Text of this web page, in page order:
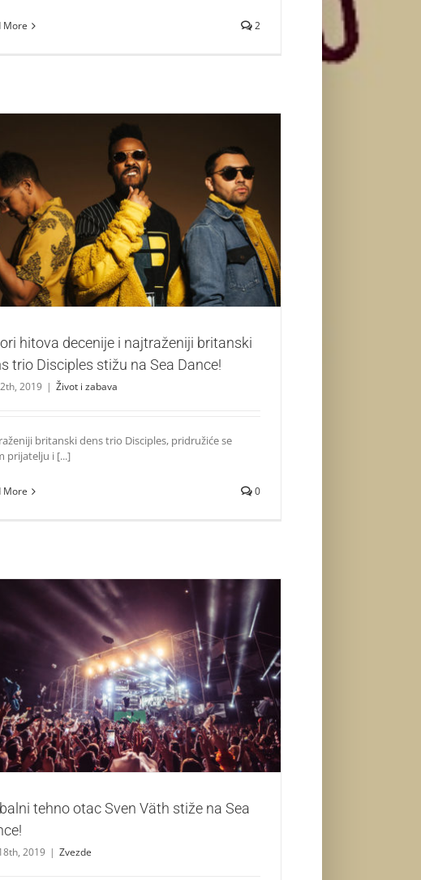
More 2
Autori hitova decenije i najtraženiji britanski dens trio
Disciples stižu na Sea Dance!
Život i zabava
hitova decenije i najtraženiji britanski
trio Disciples stižu na Sea Dance!
2019 | Život i zabava
britanski dens trio Disciples, pridružiće se
prijatelju i [...]
More 0
Globalni tehno otac Sven Väth stiže na Sea Dance!
Zvezde
tehno otac Sven Väth stiže na Sea
2019 | Zvezde